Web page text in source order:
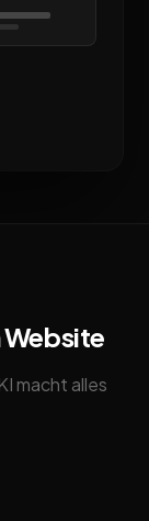
Website
macht alles